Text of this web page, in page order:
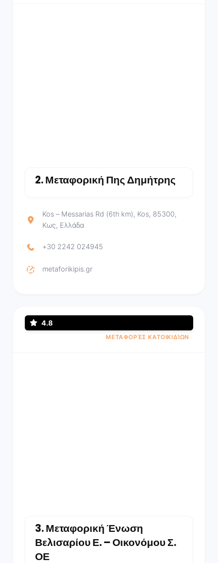
2.Μεταφορική Πης Δημήτρης
Kos – Messarias Rd (6th km), Kos, 85300,
Κως, Ελλάδα
+30 2242 024945
metaforikipis.gr
4.8
ΜΕΤΑΦΟΡΈΣ ΚΑΤΟΙΚΙΔΊΩΝ
3.Μεταφορική Ένωση
Βελισαρίου Ε. – Οικονόμου Σ.
ΟΕ